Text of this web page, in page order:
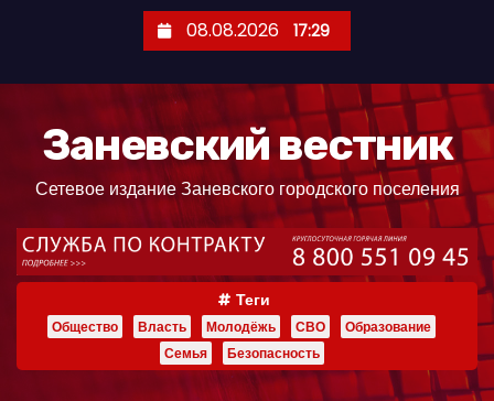
08.08.2026 17:29
Заневский вестник
Сетевое издание Заневского городского поселения
Теги
Общество Власть Молодёжь СВО
Образование
Семья
Безопасность